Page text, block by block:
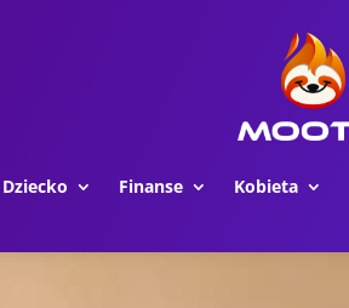
Dziecko Finanse Kobieta